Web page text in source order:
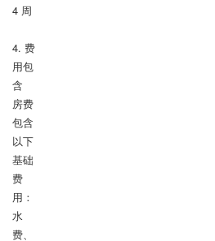
4 周
4. 费
用包
含
房费
包含
以下
基础
费
用：
水
费、